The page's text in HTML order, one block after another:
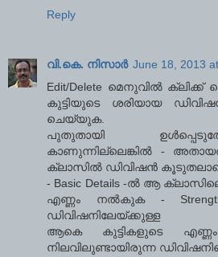
Reply
വി.കെ. നിസാര്‍ June 18, 2013
Edit/Delete മെനുവില്‍ ക്ലിക്ക്
കുട്ടിയുടെ ശരിയായ
ചെയ്യുക.
പുതുതായി
കാണുന്നില്ലെങ്കില്‍ -
ക്ലാസില്‍ ഡിവിഷന്‍
- Basic Details -ല്‍ ആ
എണ്ണം നല്‍കുക -
ഡിവിഷനിലേയ്ക്കുള്ള
ആകെ കുട്ടികളുടെ
നിലവിലുണ്ടായിരുന്ന